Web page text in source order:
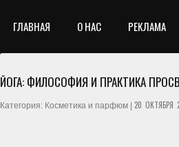
ГЛАВНАЯ О НАС РЕКЛАМА
ЙОГА: ФИЛОСОФИЯ И ПРАКТИКА
Категория: Косметика и парфюм | 20 ОКТЯБРЯ